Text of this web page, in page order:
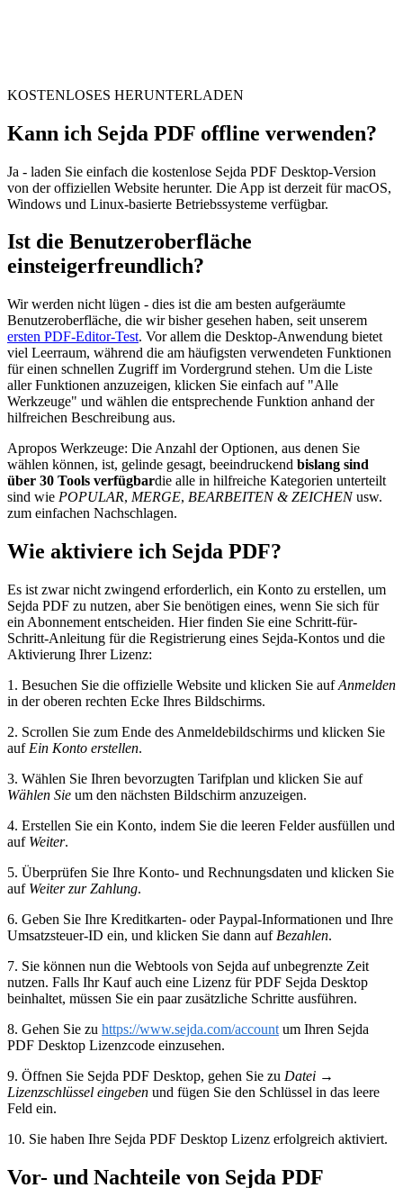
KOSTENLOSES HERUNTERLADEN
Kann ich Sejda PDF offline verwenden?
Ja - laden Sie einfach die kostenlose Sejda PDF Desktop-Version
von der offiziellen Website herunter. Die App ist derzeit für macOS,
Windows und Linux-basierte Betriebssysteme verfügbar.
Ist die Benutzeroberfläche
einsteigerfreundlich?
Wir werden nicht lügen - dies ist die am besten aufgeräumte
Benutzeroberfläche, die wir bisher gesehen haben, seit unserem
ersten PDF-Editor-Test. Vor allem die Desktop-Anwendung bietet
viel Leerraum, während die am häufigsten verwendeten Funktionen
für einen schnellen Zugriff im Vordergrund stehen. Um die Liste
aller Funktionen anzuzeigen, klicken Sie einfach auf "Alle
Werkzeuge" und wählen die entsprechende Funktion anhand der
hilfreichen Beschreibung aus.
Apropos Werkzeuge: Die Anzahl der Optionen, aus denen Sie
wählen können, ist, gelinde gesagt, beeindruckend bislang sind
über 30 Tools verfügbardie alle in hilfreiche Kategorien unterteilt
sind wie POPULAR, MERGE, BEARBEITEN & ZEICHENusw.
zum einfachen Nachschlagen.
Wie aktiviere ich Sejda PDF?
Es ist zwar nicht zwingend erforderlich, ein Konto zu erstellen, um
Sejda PDF zu nutzen, aber Sie benötigen eines, wenn Sie sich für
ein Abonnement entscheiden. Hier finden Sie eine Schritt-für-
Schritt-Anleitung für die Registrierung eines Sejda-Kontos und die
Aktivierung Ihrer Lizenz:
1. Besuchen Sie die offizielle Website und klicken Sie aufAnmelden
in der oberen rechten Ecke Ihres Bildschirms.
2. Scrollen Sie zum Ende des Anmeldebildschirms und klicken Sie
auf Ein Konto erstellen.
3. Wählen Sie Ihren bevorzugten Tarifplan und klicken Sie auf
Wählen Sie um den nächsten Bildschirm anzuzeigen.
4. Erstellen Sie ein Konto, indem Sie die leeren Felder ausfüllen und
auf Weiter.
5. Überprüfen Sie Ihre Konto- und Rechnungsdaten und klicken Sie
auf Weiter zur Zahlung.
6. Geben Sie Ihre Kreditkarten- oder Paypal-Informationen und Ihre
Umsatzsteuer-ID ein, und klicken Sie dann auf Bezahlen.
7. Sie können nun die Webtools von Sejda auf unbegrenzte Zeit
nutzen. Falls Ihr Kauf auch eine Lizenz für PDF Sejda Desktop
beinhaltet, müssen Sie ein paar zusätzliche Schritte ausführen.
8. Gehen Sie zu https://www.sejda.com/account um Ihren Sejda
PDF Desktop Lizenzcode einzusehen.
9. Öffnen Sie Sejda PDF Desktop, gehen Sie zu Datei →
Lizenzschlüssel eingeben und fügen Sie den Schlüssel in das leere
Feld ein.
10. Sie haben Ihre Sejda PDF Desktop Lizenz erfolgreich aktiviert.
Vor- und Nachteile von Sejda PDF